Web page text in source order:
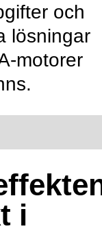
och
lösningar
motorer
i